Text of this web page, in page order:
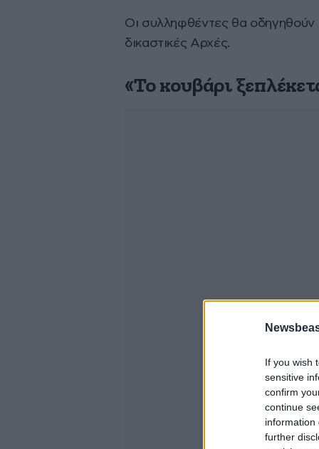
If you wish
sensitive
confirm
continue
information
further
Οι συλληφθέντες θα οδηγηθούν
δικαστικές Αρχές.
«Το κουβάρι